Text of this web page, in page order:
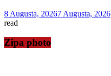
8 Augusta, 20267 Augusta, 2026
read
Zipa photo